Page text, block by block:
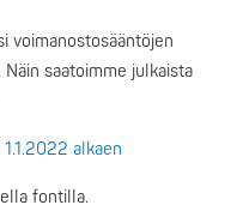
voimanostosääntöjen
saatoimme julkaista
alkaen
fontilla.